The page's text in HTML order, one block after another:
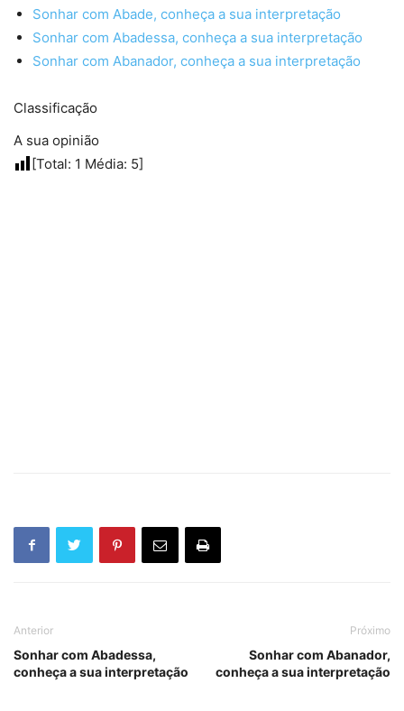
Sonhar com Abade, conheça a sua interpretação
Sonhar com Abadessa, conheça a sua interpretação
Sonhar com Abanador, conheça a sua interpretação
Classificação
A sua opinião
[Total: 1 Média: 5]
Anterior
Sonhar com Abadessa,
conheça a sua interpretação
Próximo
Sonhar com Abanador,
conheça a sua interpretação